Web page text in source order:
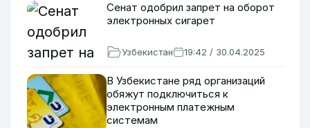
Сенат одобрил запрет на оборот
электронных сигарет
Узбекистан 19:42 / 30.04.2025
В Узбекистане ряд организаций
обяжут подключиться к
электронным платежным
системам